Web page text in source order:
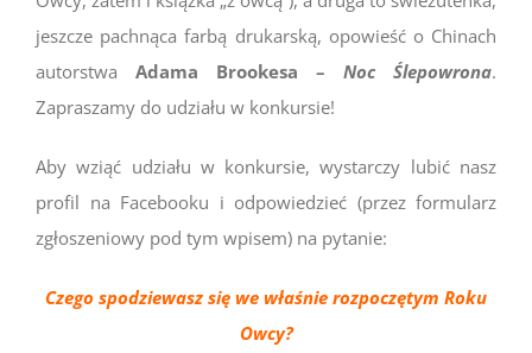
jeszcze pachnąca farbą drukarską, opowieść o Chinach
autorstwa Adama Brookesa – Noc Ślepowrona.
Zapraszamy do udziału w konkursie!
Aby wziąć udziału w konkursie, wystarczy lubić nasz
profil na Facebooku i odpowiedzieć (przez formularz
zgłoszeniowy pod tym wpisem) na pytanie:
Czego spodziewasz się we właśnie rozpoczętym Roku
Owcy?